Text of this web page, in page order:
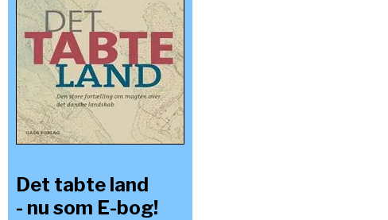
Det tabte land
- nu som E-bog!